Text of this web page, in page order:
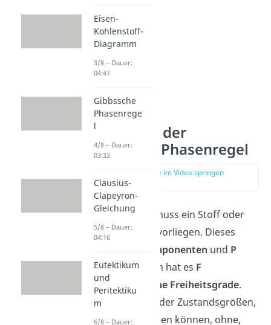
Grundlagen der
Gibbsschen Phasenregel
zur Stelle im Video springen
(00:27)
Zunächst einmal muss ein Stoff oder
Stoffgemisch
vorliegen. Dieses
K Komponenten und P
Phasen. Außerdem hat es F
thermodynamische Freiheitsgrade.
Das ist die Anzahl der Zustandsgrößen,
die geändert werden können, ohne,
Eisen-
Kohlenstoff-
Diagramm
3/8 – Dauer:
04:47
Gibbssche
Phasenrege
l
4/8 – Dauer:
03:32
Clausius-
Clapeyron-
Gleichung
5/8 – Dauer:
04:16
Eutektikum
und
Peritektiku
m
6/8 – Dauer: